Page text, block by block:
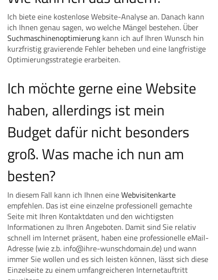
Ich biete eine kostenlose Website-Analyse an. Danach kann
ich Ihnen genau sagen, wo welche Mängel bestehen. Über
Suchmaschinenoptimierung kann ich auf Ihren Wunsch hin
kurzfristig gravierende Fehler beheben und eine langfristige
Optimierungsstrategie erarbeiten.
Ich möchte gerne eine Website
haben, allerdings ist mein
Budget dafür nicht besonders
groß. Was mache ich nun am
besten?
In diesem Fall kann ich Ihnen eineWebvisitenkarte
empfehlen. Das ist eine einzelne professionell gemachte
Seite mit Ihren Kontaktdaten und den wichtigsten
Informationen zu Ihren Angeboten. Damit sind Sie relativ
schnell im Internet präsent, haben eine professionelle eMail-
Adresse (wie z.b. info@ihre-wunschdomain.de) und wann
immer Sie wollen und es sich leisten können, lässt sich diese
Einzelseite zu einem umfangreicheren Internetauftritt